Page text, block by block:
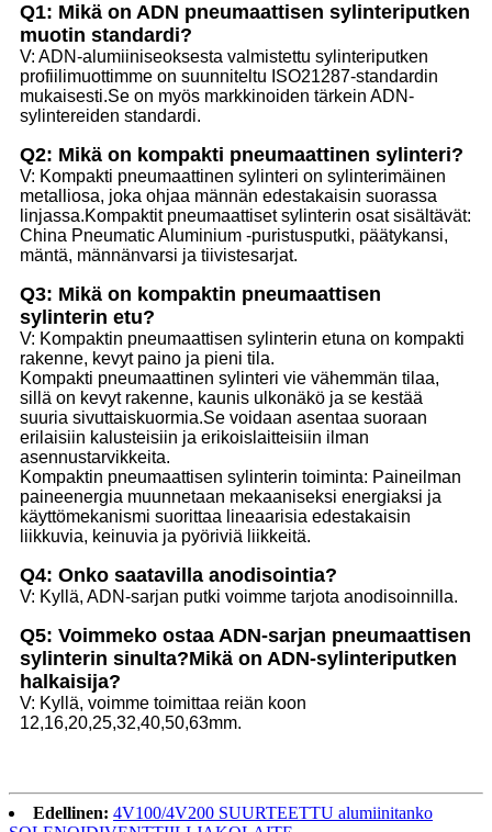
Q1: Mikä on ADN pneumaattisen sylinteriputken
muotin standardi?
V: ADN-alumiiniseoksesta valmistettu sylinteriputken
profiilimuottimme on suunniteltu ISO21287-standardin
mukaisesti.Se on myös markkinoiden tärkein ADN-
sylintereiden standardi.
Q2: Mikä on kompakti pneumaattinen sylinteri?
V: Kompakti pneumaattinen sylinteri on sylinterimäinen
metalliosa, joka ohjaa männän edestakaisin suorassa
linjassa.Kompaktit pneumaattiset sylinterin osat sisältävät:
China Pneumatic Aluminium -puristusputki, päätykansi,
mäntä, männänvarsi ja tiivistesarjat.
Q3: Mikä on kompaktin pneumaattisen
sylinterin etu?
V: Kompaktin pneumaattisen sylinterin etuna on kompakti
rakenne, kevyt paino ja pieni tila.
Kompakti pneumaattinen sylinteri vie vähemmän tilaa,
sillä on kevyt rakenne, kaunis ulkonäkö ja se kestää
suuria sivuttaiskuormia.Se voidaan asentaa suoraan
erilaisiin kalusteisiin ja erikoislaitteisiin ilman
asennustarvikkeita.
Kompaktin pneumaattisen sylinterin toiminta: Paineilman
paineenergia muunnetaan mekaaniseksi energiaksi ja
käyttömekanismi suorittaa lineaarisia edestakaisin
liikkuvia, keinuvia ja pyöriviä liikkeitä.
Q4: Onko saatavilla anodisointia?
V: Kyllä, ADN-sarjan putki voimme tarjota anodisoinnilla.
Q5: Voimmeko ostaa ADN-sarjan pneumaattisen
sylinterin sinulta?Mikä on ADN-sylinteriputken
halkaisija?
V: Kyllä, voimme toimittaa reiän koon
12,16,20,25,32,40,50,63mm.
Edellinen: 4V100/4V200 SUURTEETTU alumiinitanko